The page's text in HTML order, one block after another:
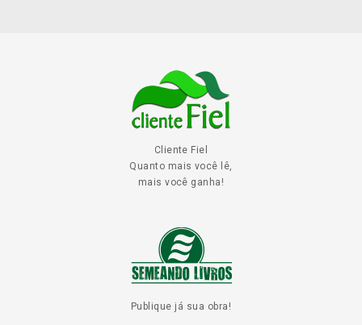
Cliente Fiel
Quanto mais você lê,
mais você ganha!
Publique já sua obra!